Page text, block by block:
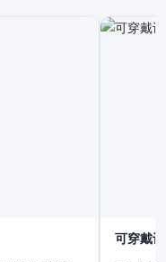
可穿戴